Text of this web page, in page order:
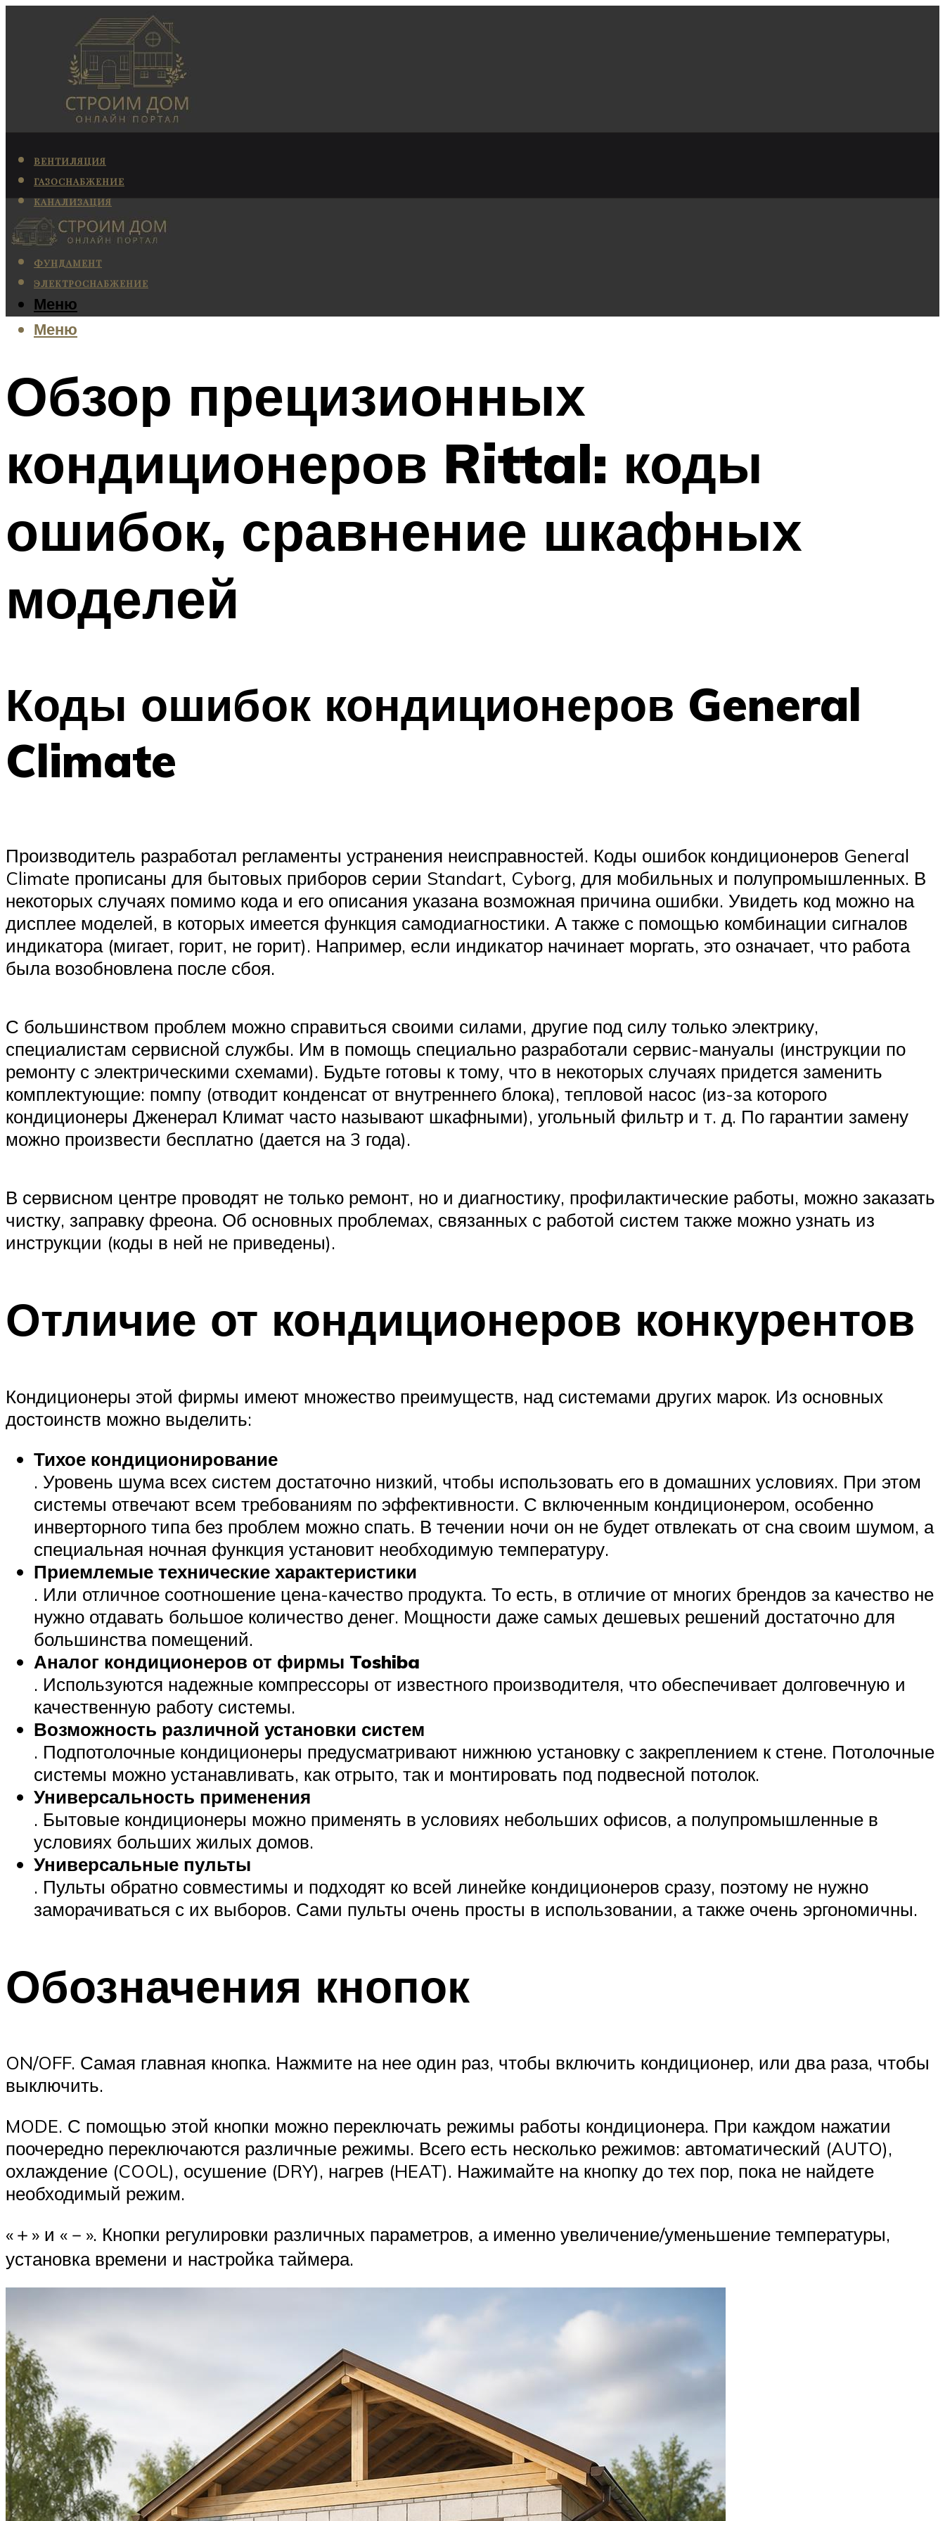
ВЕНТИЛЯЦИЯ
ГАЗОСНАБЖЕНИЕ
КАНАЛИЗАЦИЯ
КОНДИЦИОНИРОВАНИЕ
ОТОПЛЕНИЕ
ФУНДАМЕНТ
ЭЛЕКТРОСНАБЖЕНИЕ
Меню
Меню
Обзор прецизионных
кондиционеров Rittal: коды
ошибок, сравнение шкафных
моделей
Коды ошибок кондиционеров General
Climate
Производитель разработал регламенты устранения неисправностей. Коды ошибок кондиционеров General
Climate прописаны для бытовых приборов серии Standart, Cyborg, для мобильных и полупромышленных. В
некоторых случаях помимо кода и его описания указана возможная причина ошибки. Увидеть код можно на
дисплее моделей, в которых имеется функция самодиагностики. А также с помощью комбинации сигналов
индикатора (мигает, горит, не горит). Например, если индикатор начинает моргать, это означает, что работа
была возобновлена после сбоя.
С большинством проблем можно справиться своими силами, другие под силу только электрику,
специалистам сервисной службы. Им в помощь специально разработали сервис-мануалы (инструкции по
ремонту с электрическими схемами). Будьте готовы к тому, что в некоторых случаях придется заменить
комплектующие: помпу (отводит конденсат от внутреннего блока), тепловой насос (из-за которого
кондиционеры Дженерал Климат часто называют шкафными), угольный фильтр и т. д. По гарантии замену
можно произвести бесплатно (дается на 3 года).
В сервисном центре проводят не только ремонт, но и диагностику, профилактические работы, можно заказать
чистку, заправку фреона. Об основных проблемах, связанных с работой систем также можно узнать из
инструкции (коды в ней не приведены).
Отличие от кондиционеров конкурентов
Кондиционеры этой фирмы имеют множество преимуществ, над системами других марок. Из основных
достоинств можно выделить:
Тихое кондиционирование
. Уровень шума всех систем достаточно низкий, чтобы использовать его в домашних условиях. При этом
системы отвечают всем требованиям по эффективности. С включенным кондиционером, особенно
инверторного типа без проблем можно спать. В течении ночи он не будет отвлекать от сна своим шумом, а
специальная ночная функция установит необходимую температуру.
Приемлемые технические характеристики
. Или отличное соотношение цена-качество продукта. То есть, в отличие от многих брендов за качество не
нужно отдавать большое количество денег. Мощности даже самых дешевых решений достаточно для
большинства помещений.
Аналог кондиционеров от фирмы Toshiba
. Используются надежные компрессоры от известного производителя, что обеспечивает долговечную и
качественную работу системы.
Возможность различной установки систем
. Подпотолочные кондиционеры предусматривают нижнюю установку с закреплением к стене. Потолочные
системы можно устанавливать, как отрыто, так и монтировать под подвесной потолок.
Универсальность применения
. Бытовые кондиционеры можно применять в условиях небольших офисов, а полупромышленные в
условиях больших жилых домов.
Универсальные пульты
. Пульты обратно совместимы и подходят ко всей линейке кондиционеров сразу, поэтому не нужно
заморачиваться с их выборов. Сами пульты очень просты в использовании, а также очень эргономичны.
Обозначения кнопок
ON/OFF. Самая главная кнопка. Нажмите на нее один раз, чтобы включить кондиционер, или два раза, чтобы
выключить.
MODE. С помощью этой кнопки можно переключать режимы работы кондиционера. При каждом нажатии
поочередно переключаются различные режимы. Всего есть несколько режимов: автоматический (AUTO),
охлаждение (COOL), осушение (DRY), нагрев (HEAT). Нажимайте на кнопку до тех пор, пока не найдете
необходимый режим.
«＋» и «－». Кнопки регулировки различных параметров, а именно увеличение/уменьшение температуры,
установка времени и настройка таймера.